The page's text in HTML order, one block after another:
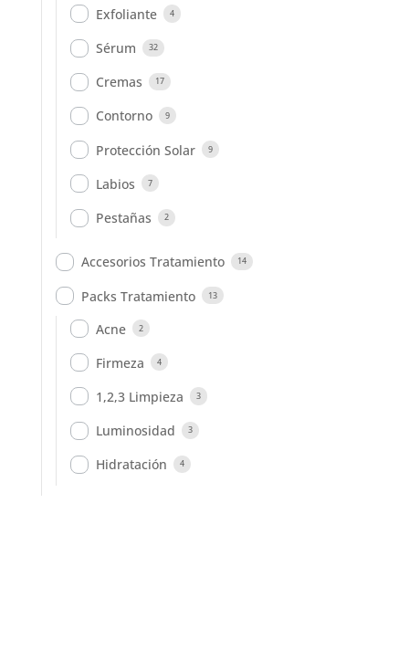
Exfoliante 4
Sérum 32
Cremas 17
Contorno 9
Protección Solar 9
Labios 7
Pestañas 2
Accesorios Tratamiento 14
Packs Tratamiento 13
Acne 2
Firmeza 4
1,2,3 Limpieza 3
Luminosidad 3
Hidratación 4